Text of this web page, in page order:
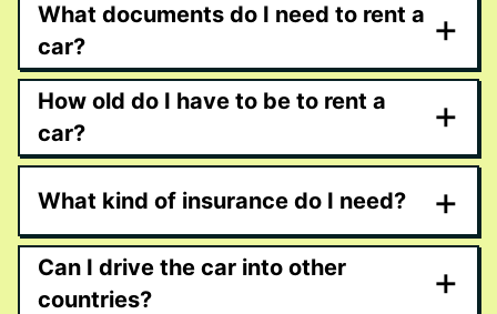
What documents do I need to rent a
car?
+
How old do I have to be to rent a
car?
+
What kind of insurance do I need? +
Can I drive the car into other
countries?
+